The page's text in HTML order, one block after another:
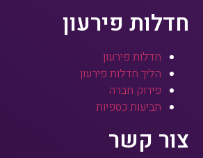
חדלות פירעון
חדלות פירעון
הליך חדלות פירעון
פירוק חברה
תביעות כספיות
צור קשר